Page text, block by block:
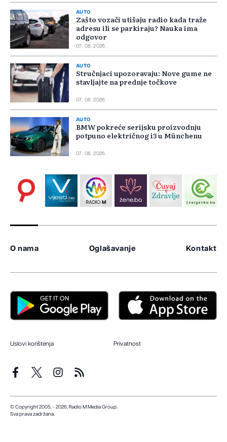
AUTO
Zašto vozači utišaju radio kada traže
adresu ili se parkiraju? Nauka ima
odgovor
07. 08. 2026.
AUTO
Stručnjaci upozoravaju: Nove gume ne
stavljajte na prednje točkove
07. 08. 2026.
AUTO
BMW pokreće serijsku proizvodnju
potpuno električnog i3 u Münchenu
07. 08. 2026.
O nama Oglašavanje Kontakt
Uslovi korištenja Privatnost
© Copyright 2005. - 2026. Radio M Media Group.
Sva prava zadržana.